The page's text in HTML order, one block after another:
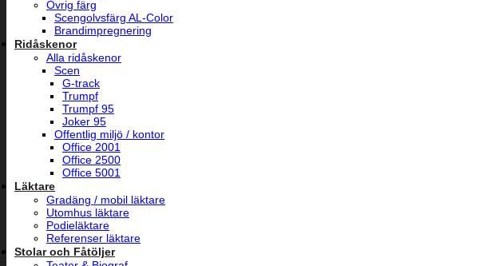
Övrig färg
Scengolvsfärg AL-Color
Brandimpregnering
Ridåskenor
Alla ridåskenor
Scen
G-track
Trumpf
Trumpf 95
Joker 95
Offentlig miljö / kontor
Office 2001
Office 2500
Office 5001
Läktare
Gradäng / mobil läktare
Utomhus läktare
Podieläktare
Referenser läktare
Stolar och Fåtöljer